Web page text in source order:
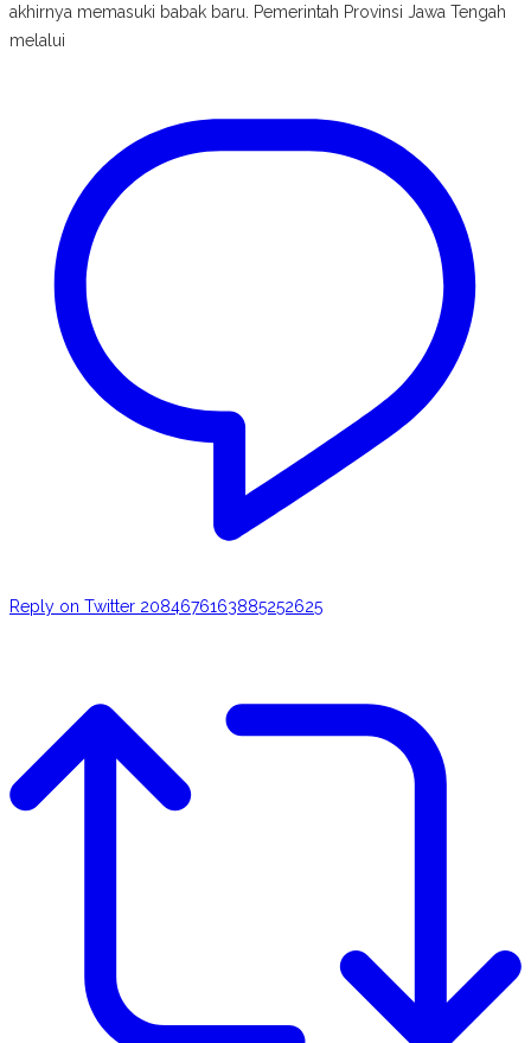
akhirnya memasuki babak baru. Pemerintah Provinsi Jawa Tengah
melalui
Reply on Twitter 2084676163885252625